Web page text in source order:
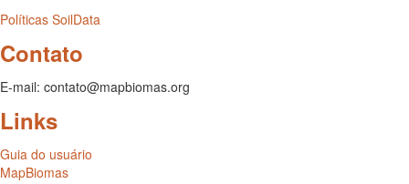
Políticas SoilData
Contato
E-mail: contato@mapbiomas.org
Links
Guia do usuário
MapBiomas